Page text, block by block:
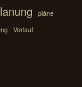
pläne
Verlauf